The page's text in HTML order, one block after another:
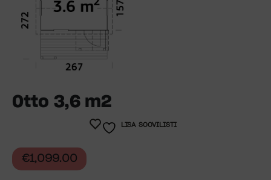
Otto 3,6 m2
€1,099.00
LISA SOOVILISTI